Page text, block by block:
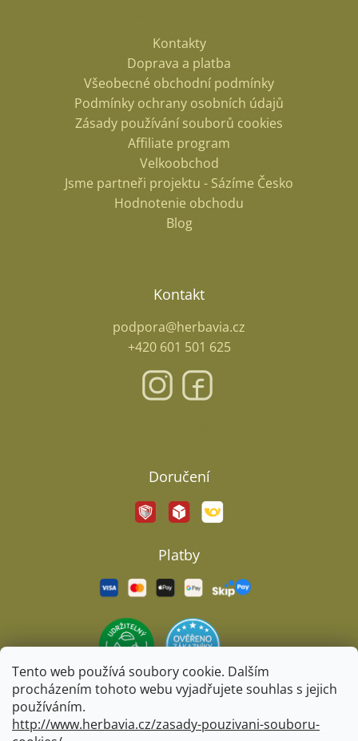
Tento web používá soubory cookie. Dalším
procházením tohoto webu vyjadřujete souhlas s jejich
používáním.
http://www.herbavia.cz/zasady-pouzivani-souboru-
Kontakty
Doprava a platba
Všeobecné obchodní podmínky
Podmínky ochrany osobních údajů
Zásady používání souborů cookies
Affiliate program
Velkoobchod
Jsme partneři projektu - Sázíme Česko
Hodnotenie obchodu
Blog
Kontakt
podpora@herbavia.cz
+420 601 501 625
Doručení
Platby